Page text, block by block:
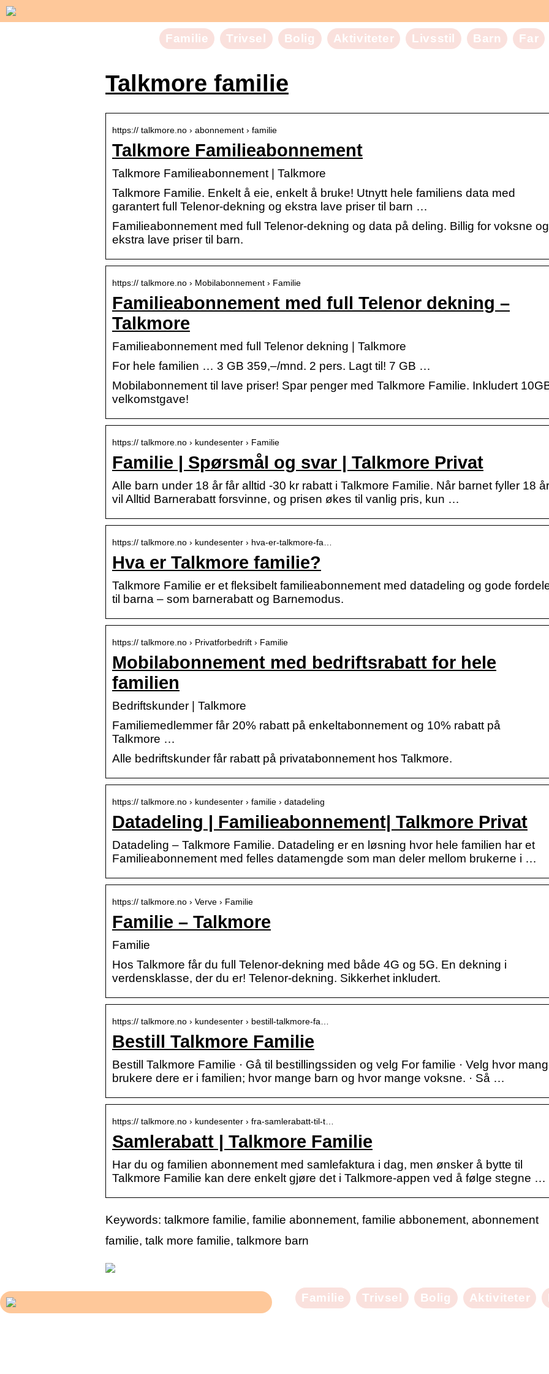
Familie Trivsel Bolig Aktiviteter Livsstil Barn Far
Talkmore familie
https:// talkmore.no › abonnement › familie
Talkmore Familieabonnement
Talkmore Familieabonnement | Talkmore
Talkmore Familie. Enkelt å eie, enkelt å bruke! Utnytt hele familiens data med
garantert full Telenor-dekning og ekstra lave priser til barn …
Familieabonnement med full Telenor-dekning og data på deling. Billig for voksne og
ekstra lave priser til barn.
https:// talkmore.no › Mobilabonnement › Familie
Familieabonnement med full Telenor dekning –
Talkmore
Familieabonnement med full Telenor dekning | Talkmore
For hele familien … 3 GB 359,–/mnd. 2 pers. Lagt til! 7 GB …
Mobilabonnement til lave priser! Spar penger med Talkmore Familie. Inkludert
velkomstgave!
https:// talkmore.no › kundesenter › Familie
Familie | Spørsmål og svar | Talkmore Privat
Alle barn under 18 år får alltid -30 kr rabatt i Talkmore Familie. Når barnet fyller 18 år
vil Alltid Barnerabatt forsvinne, og prisen økes til vanlig pris, kun …
https:// talkmore.no › kundesenter › hva-er-talkmore-fa…
Hva er Talkmore familie?
Talkmore Familie er et fleksibelt familieabonnement med datadeling og gode
til barna – som barnerabatt og Barnemodus.
https:// talkmore.no › Privatforbedrift › Familie
Mobilabonnement med bedriftsrabatt for hele
familien
Bedriftskunder | Talkmore
Familiemedlemmer får 20% rabatt på enkeltabonnement og 10% rabatt på
Talkmore …
Alle bedriftskunder får rabatt på privatabonnement hos Talkmore.
https:// talkmore.no › kundesenter › familie › datadeling
Datadeling | Familieabonnement| Talkmore Privat
Datadeling – Talkmore Familie. Datadeling er en løsning hvor hele familien har et
Familieabonnement med felles datamengde som man deler mellom brukerne i …
https:// talkmore.no › Verve › Familie
Familie – Talkmore
Familie
Hos Talkmore får du full Telenor-dekning med både 4G og 5G. En dekning i
verdensklasse, der du er! Telenor-dekning. Sikkerhet inkludert.
https:// talkmore.no › kundesenter › bestill-talkmore-fa…
Bestill Talkmore Familie
Bestill Talkmore Familie · Gå til bestillingssiden og velg For familie · Velg hvor
brukere dere er i familien; hvor mange barn og hvor mange voksne. · Så …
https:// talkmore.no › kundesenter › fra-samlerabatt-til-t…
Samlerabatt | Talkmore Familie
Har du og familien abonnement med samlefaktura i dag, men ønsker å bytte til
Talkmore Familie kan dere enkelt gjøre det i Talkmore-appen ved å følge stegne …
Keywords: talkmore familie, familie abonnement, familie abbonement, abonnement
familie, talk more familie, talkmore barn
Familie Trivsel Bolig Aktiviteter